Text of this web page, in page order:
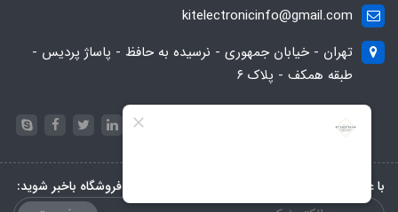
kitelectronicinfo@gmail.com
تهران - خیابان جمهوری - نرسیده به حافظ - پاساژ پردیس -
طبقه همکف - پلاک ۶
با عضویت در خبرنامه، از تخفیف‌ها و جدیدترین‌های فروشگاه باخبر شوید: